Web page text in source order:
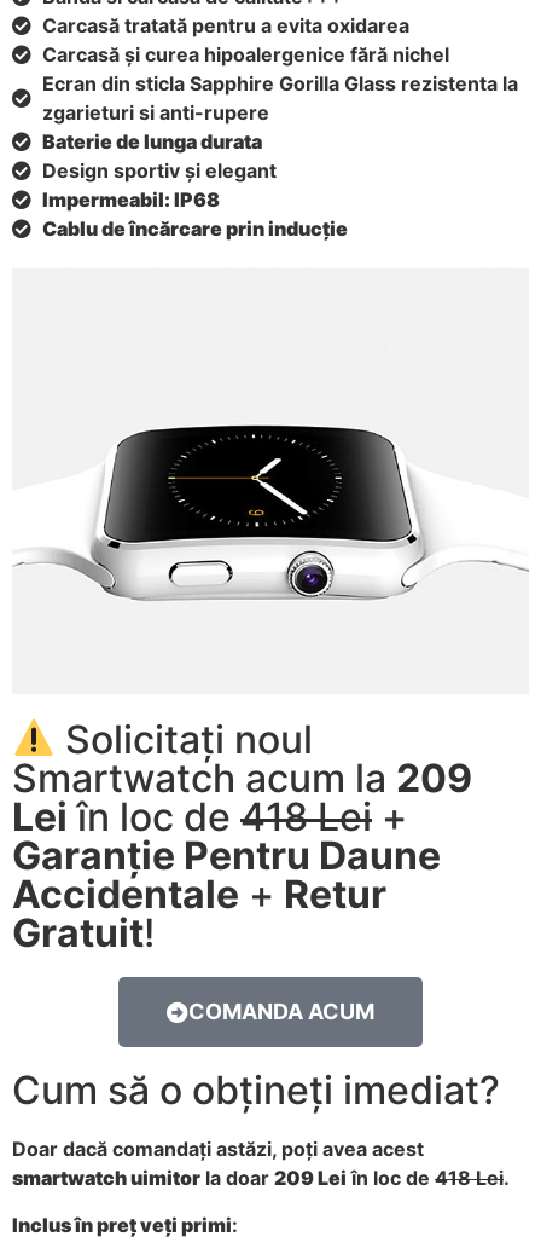
Carcasă tratată pentru a evita oxidarea
Carcasă și curea hipoalergenice fără nichel
Ecran din sticla Sapphire Gorilla Glass rezistenta la
zgarieturi si anti-rupere
Baterie de lunga durata
Design sportiv și elegant
Impermeabil: IP68
Cablu de încărcare prin inducție
Solicitați noul
Smartwatch acum la 209
Lei în loc de 418 Lei +
Garanție Pentru Daune
Accidentale + Retur
Gratuit!
COMANDA ACUM
Cum să o obțineți imediat?
Doar dacă comandați astăzi, poți avea acest
smartwatch uimitor la doar 209 Lei în loc de 418 Lei.
Inclus în preț veți primi: